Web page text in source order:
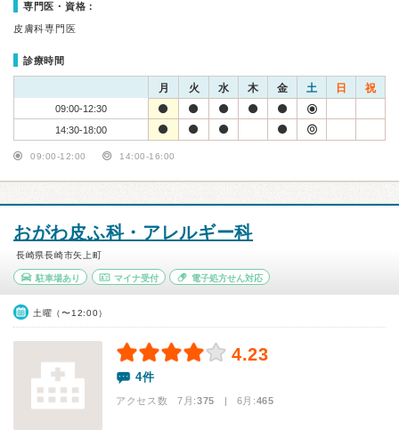
専門医・資格：
皮膚科専門医
診療時間
月 火 水 木 金 土 日 祝
09:00-12:30
14:30-18:00
09:00-12:00 14:00-16:00
おがわ皮ふ科・アレルギー科
長崎県長崎市矢上町
駐車場あり マイナ受付 電子処方せん対応
土曜（〜12:00）
4.23
4件
アクセス数 7月:375 | 6月:465